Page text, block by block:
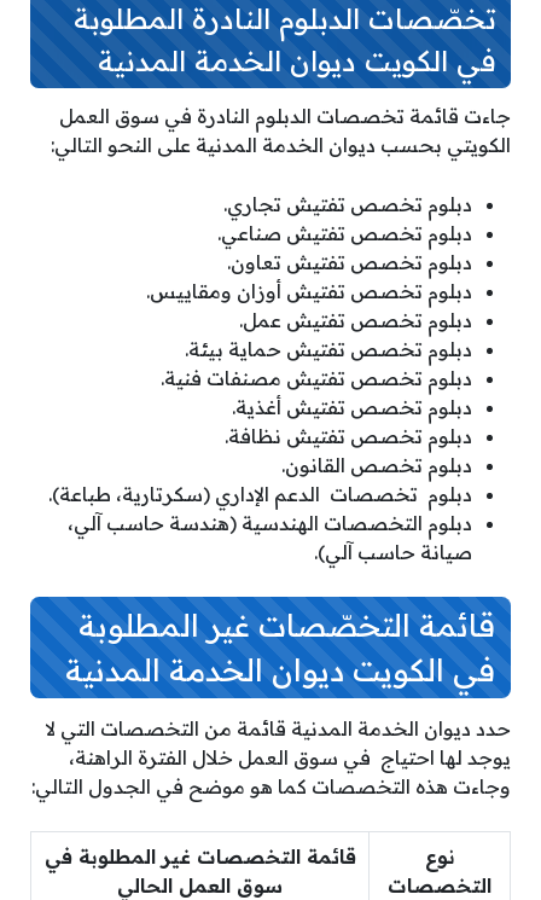
تخصّصات الدبلوم النادرة المطلوبة
في الكويت ديوان الخدمة المدنية
جاءت قائمة تخصصات الدبلوم النادرة في سوق العمل
الكويتي بحسب ديوان الخدمة المدنية على النحو التالي:
دبلوم تخصص تفتيش تجاري.
دبلوم تخصص تفتيش صناعي.
دبلوم تخصص تفتيش تعاون.
دبلوم تخصص تفتيش أوزان ومقاييس.
دبلوم تخصص تفتيش عمل.
دبلوم تخصص تفتيش حماية بيئة.
دبلوم تخصص تفتيش مصنفات فنية.
دبلوم تخصص تفتيش أغذية.
دبلوم تخصص تفتيش نظافة.
دبلوم تخصص القانون.
دبلوم تخصصات الدعم الإداري (سكرتارية، طباعة).
دبلوم التخصصات الهندسية (هندسة حاسب آلي،
صيانة حاسب آلي).
قائمة التخصّصات غير المطلوبة
في الكويت ديوان الخدمة المدنية
حدد ديوان الخدمة المدنية قائمة من التخصصات التي لا
يوجد لها احتياج في سوق العمل خلال الفترة الراهنة،
وجاءت هذه التخصصات كما هو موضح في الجدول التالي:
نوع
التخصصات
قائمة التخصصات غير المطلوبة في
سوق العمل الحالي